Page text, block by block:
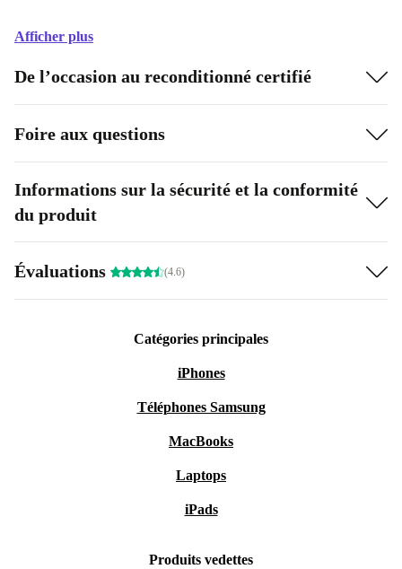
Afficher plus
De l’occasion au reconditionné certifié
Foire aux questions
Informations sur la sécurité et la conformité
du produit
Évaluations (4.6)
Catégories principales
iPhones
Téléphones Samsung
MacBooks
Laptops
iPads
Produits vedettes